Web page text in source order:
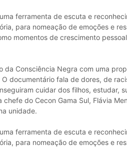
ferramenta de escuta e
para nomeação de emoções e
momentos de crescimento
da Consciência Negra com uma
documentário fala de dores, de
cuidar dos filhos, estudar,
do Cecon Gama Sul, Flávia
unidade.
ferramenta de escuta e
para nomeação de emoções e